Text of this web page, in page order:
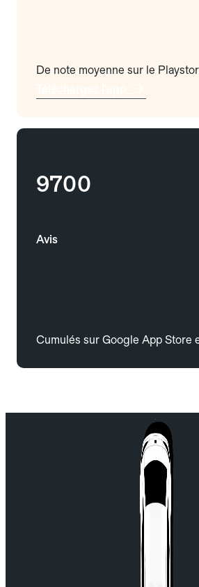
De note moyenne sur le
9700
Avis
Cumulés sur Google App Store